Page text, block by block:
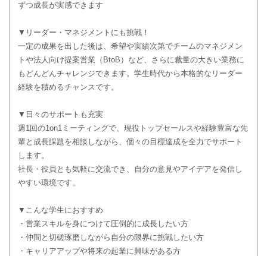
ずつ成長が実感できます
▼リーダー・マネジメントにも挑戦！
一定の成果を出した後は、希望や実績次第でチームのマネジメン
トや法人向け提案営業（BtoB）など、さらに裁量の大きい業務に
もどんどんチャレンジできます。学生時代から本格的なリーダー
経験を積めるチャンスです。
▼日々のサポートも充実
週1回の1on1ミーティングで、現役トップセールスや経験豊富な先
輩と成長課題を相談しながら、個々の目標達成を全力でサポート
します。
社長・役員とも気軽に交流でき、自分の意見やアイデアを発信し
やすい環境です。
▼こんな学生におすすめ
・営業スキルを身につけて圧倒的に成長したい方
・仲間と切磋琢磨しながら自分の限界に挑戦したい方
・キャリアアップや将来の起業に興味がある方